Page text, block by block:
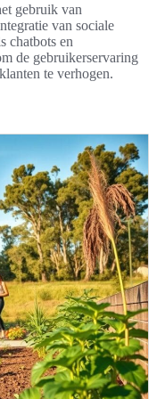
gebruik van
van sociale
chatbots en
de gebruikerservaring
te verhogen.